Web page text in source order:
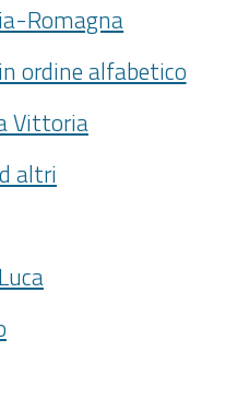
Romagna
ordine alfabetico
Vittoria
altri